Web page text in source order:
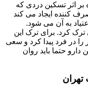
اثر تسکین دردی که
کننده ایجاد می کند
به آن می شود.
کرد. برای ترک این
را در فرد پیدا کرد و سعی
حتما باید روان
تهران